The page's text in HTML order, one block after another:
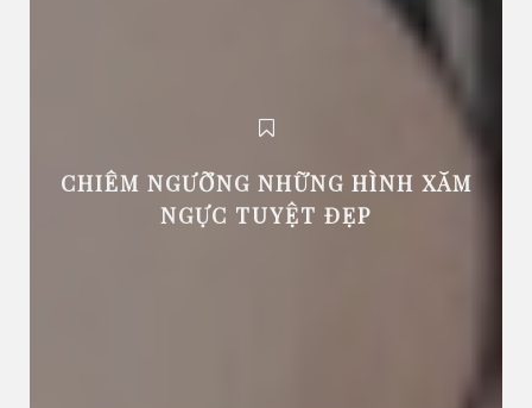
CHIÊM NGƯỠNG NHỮNG HÌNH XĂM
NGỰC TUYỆT ĐẸP